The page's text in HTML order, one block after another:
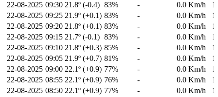
22-08-2025 09:30 21.8º (-0.4) 83% - 0.0 Km/h
22-08-2025 09:25 21.9º (+0.1) 83% - 0.0 Km/h
22-08-2025 09:20 21.8º (+0.1) 83% - 0.0 Km/h
22-08-2025 09:15 21.7º (-0.1) 83% - 0.0 Km/h
22-08-2025 09:10 21.8º (+0.3) 85% - 0.0 Km/h
22-08-2025 09:05 21.9º (+0.7) 81% - 0.0 Km/h
22-08-2025 09:00 22.1º (+0.9) 77% - 0.0 Km/h
22-08-2025 08:55 22.1º (+0.9) 76% - 0.0 Km/h
22-08-2025 08:50 22.1º (+0.9) 77% - 0.0 Km/h